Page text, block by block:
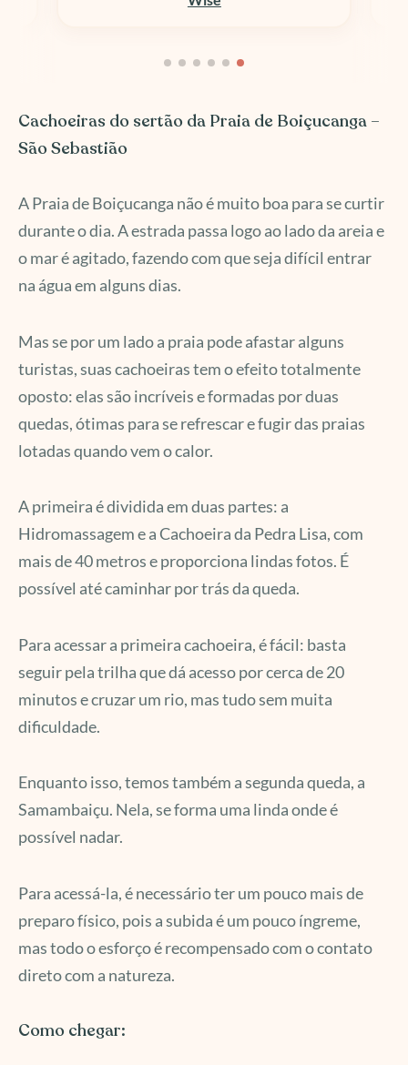
Cachoeiras do sertão da Praia de Boiçucanga –
São Sebastião
A Praia de Boiçucanga não é muito boa para se curtir
durante o dia. A estrada passa logo ao lado da areia e
o mar é agitado, fazendo com que seja difícil entrar
na água em alguns dias.
Mas se por um lado a praia pode afastar alguns
turistas, suas cachoeiras tem o efeito totalmente
oposto: elas são incríveis e formadas por duas
quedas, ótimas para se refrescar e fugir das praias
lotadas quando vem o calor.
A primeira é dividida em duas partes: a
Hidromassagem e a Cachoeira da Pedra Lisa, com
mais de 40 metros e proporciona lindas fotos. É
possível até caminhar por trás da queda.
Para acessar a primeira cachoeira, é fácil: basta
seguir pela trilha que dá acesso por cerca de 20
minutos e cruzar um rio, mas tudo sem muita
dificuldade.
Enquanto isso, temos também a segunda queda, a
Samambaiçu. Nela, se forma uma linda onde é
possível nadar.
Para acessá-la, é necessário ter um pouco mais de
preparo físico, pois a subida é um pouco íngreme,
mas todo o esforço é recompensado com o contato
direto com a natureza.
Como chegar: